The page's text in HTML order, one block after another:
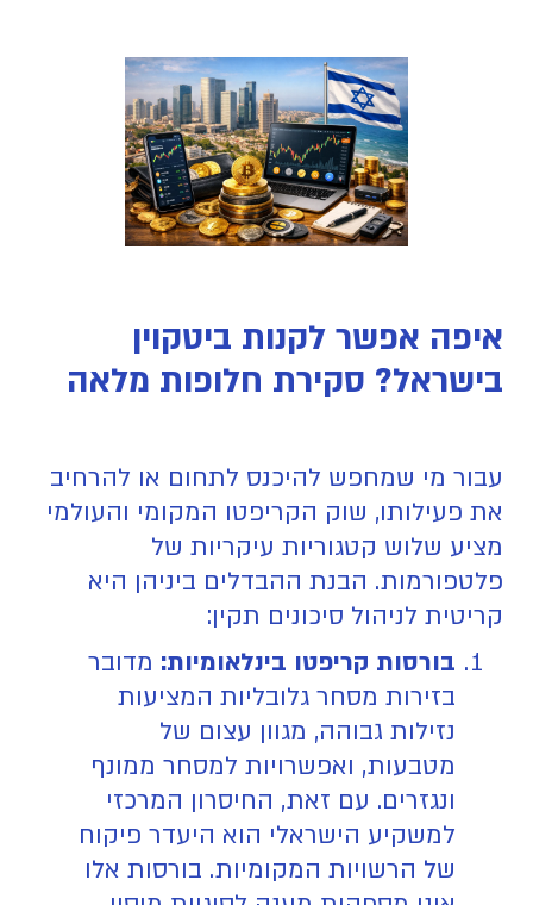
איפה אפשר לקנות ביטקוין
בישראל? סקירת חלופות מלאה
עבור מי שמחפש להיכנס לתחום או להרחיב
את פעילותו, שוק הקריפטו המקומי והעולמי
מציע שלוש קטגוריות עיקריות של
פלטפורמות. הבנת ההבדלים ביניהן היא
קריטית לניהול סיכונים תקין:
בורסות קריפטו בינלאומיות: מדובר
בזירות מסחר גלובליות המציעות
נזילות גבוהה, מגוון עצום של
מטבעות, ואפשרויות למסחר ממונף
ונגזרים. עם זאת, החיסרון המרכזי
למשקיע הישראלי הוא היעדר פיקוח
של הרשויות המקומיות. בורסות אלו